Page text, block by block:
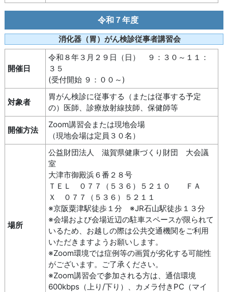
令和７年度
消化器（胃）がん検診従事者講習会
開催日
令和８年３月２９日（日） ９：３０～１１：
３５
(受付開始 ９：００～)
対象者
胃がん検診に従事する（または従事する予定
の）医師、診療放射線技師、保健師等
開催方法
Zoom講習会または現地会場
（現地会場は定員３０名）
場所
公益財団法人 滋賀県健康づくり財団 大会議
室
大津市御殿浜６番２８号
ＴＥＬ ０７７（５３６）５２１０ ＦＡ
Ｘ ０７７（５３６）５２１１
※京阪粟津駅徒歩１分 ※JR石山駅徒歩１３分
※会場および会場近辺の駐車スペースが限られて
いるため、お越しの際は公共交通機関をご利用
いただきますようお願いします。
※Zoom環境では症例等の画質が劣化する可能性
がございます。ご了承ください。
※Zoom講習会で参加される方は、通信環境
600kbps（上り/下り）、カメラ付きPC（マイ